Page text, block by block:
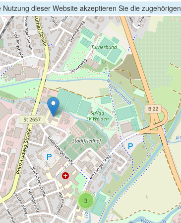
dieser Website akzeptieren Sie die zugehörigen
3